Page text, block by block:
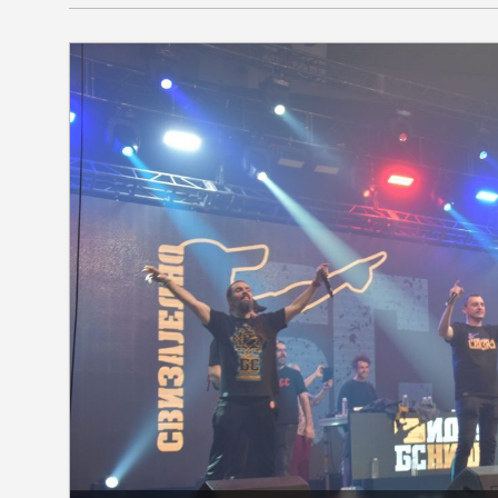
SEKCIJE
društvo
kultura
sport
fudbal
košarka
rukomet
e-sport
ostali